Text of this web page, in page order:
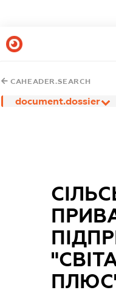
CAHEADER.SEARCH
document.dossier